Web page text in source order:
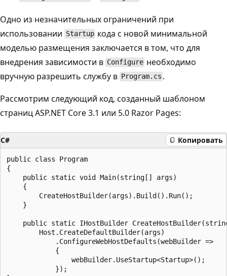
Одно из незначительных ограничений при
использовании Startup кода с новой минимальной
моделью размещения заключается в том, что для
внедрения зависимости в Configure необходимо
вручную разрешить службу в Program.cs .
Рассмотрим следующий код, созданный шаблоном
страниц ASP.NET Core 3.1 или 5.0 Razor Pages:
C# Копировать
public class Program
{
    public static void Main(string[] args)
    {
        CreateHostBuilder(args).Build().Run();
    }
public static IHostBuilder
        Host.CreateDefaultBuilder(args)
            .ConfigureWebHostDefaults(webBuilder =>
            {
                webBuilder.UseStartup<Startup>();
            });